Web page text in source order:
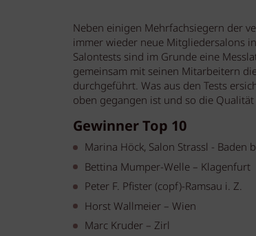
Neben einigen Mehrfachsiegern der
immer wieder neue Mitgliedersalons
Salontests sind im Grunde eine
gemeinsam mit seinen Mitarbeitern
durchgeführt. Was aus den Tests
oben gegangen ist und so die
Gewinner Top 10
Marina Höck, Salon Strassl - Baden
Bettina Mumper-Welle – Klagenfurt
Peter F. Pfister (copf)-Ramsau i. Z.
Horst Wallmeier – Wien
Marc Kruder – Zirl